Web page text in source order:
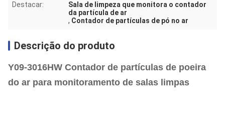
Destacar:
Sala de limpeza que monitora o contador
da partícula de ar
, Contador de partículas de pó no ar
Descrição do produto
Y09-3016HW Contador de partículas de poeira
do ar para monitoramento de salas limpas